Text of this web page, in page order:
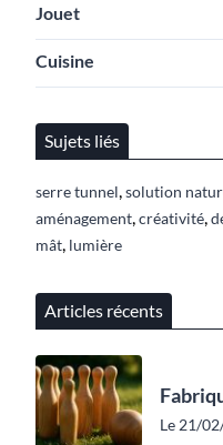
Jouet
Cuisine
Sujets liés
serre tunnel,solution
aménagement,créativité,
mât, lumière
Articles récents
Le 21/